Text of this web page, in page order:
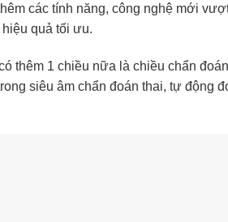
các tính năng, công nghệ mới
quả tối ưu.
thêm 1 chiều nữa là chiều chẩn
siêu âm chẩn đoán thai, tự động